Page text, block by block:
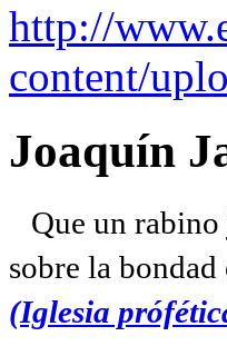
http://
content/
Joaquín
Que un
sobre la
(Iglesia